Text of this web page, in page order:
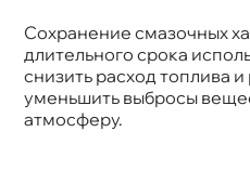
Сохранение смазочных
длительного срока
снизить расход топлива
уменьшить выбросы
атмосферу.